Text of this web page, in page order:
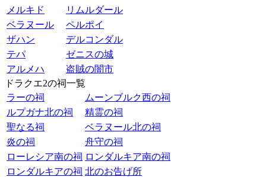
メルキド
リムルダール
ベラヌール
ペルポイ
ザハン
デルコンダル
テパ
ゼニスの城
アルメハ
盗賊の闇市
ドラクエ2の祠一覧
ラーの祠
ムーンブルク西の祠
ルプガナ北の祠
精霊の祠
聖なる祠
ベラヌール北の祠
炎の祠
舟守の祠
ローレシア南の祠 ロンダルキア南の祠
ロンダルキアの祠 北のお告げ所